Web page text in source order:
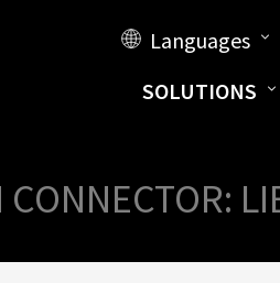
Languages
SOLUTIONS